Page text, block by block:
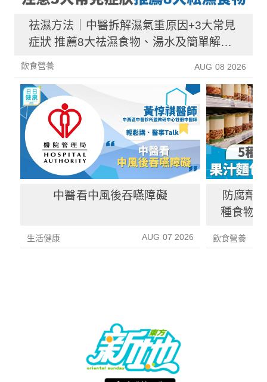
祛濕方法｜中醫拆解濕氣重原因+3大常見
症狀 推薦8大祛濕食物、湯水及簡單解決
方法！
飲食營養 AUG 08 2026
中醫看中風後吞嚥障礙
生活健康 AUG 07 2026
防腐劑
種食物
飲食營養